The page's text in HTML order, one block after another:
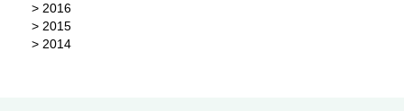
> 2016
> 2015
> 2014